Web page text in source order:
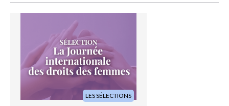
LES SÉLECTIONS